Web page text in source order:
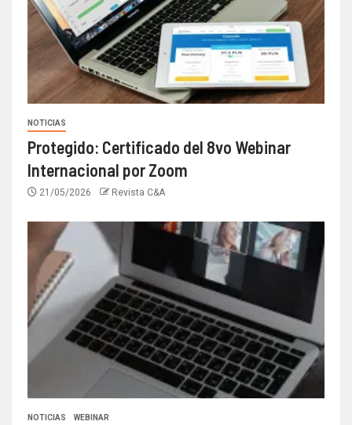
NOTICIAS
Protegido: Certificado del 8vo Webinar
Internacional por Zoom
21/05/2026 Revista C&A
NOTICIAS WEBINAR